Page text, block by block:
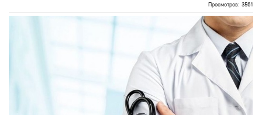
Просмотров: 3561